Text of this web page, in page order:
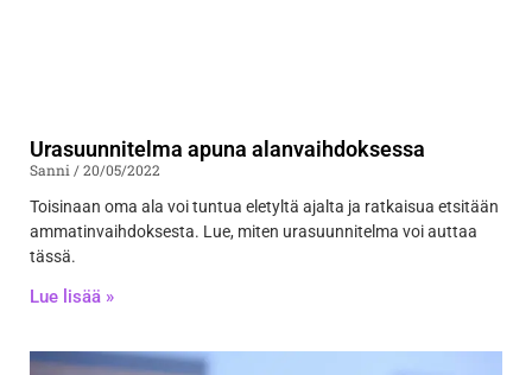
Urasuunnitelma apuna alanvaihdoksessa
Sanni
20/05/2022
Toisinaan oma ala voi tuntua eletyltä ajalta ja ratkaisua etsitään
ammatinvaihdoksesta. Lue, miten urasuunnitelma voi auttaa
tässä.
Lue lisää »